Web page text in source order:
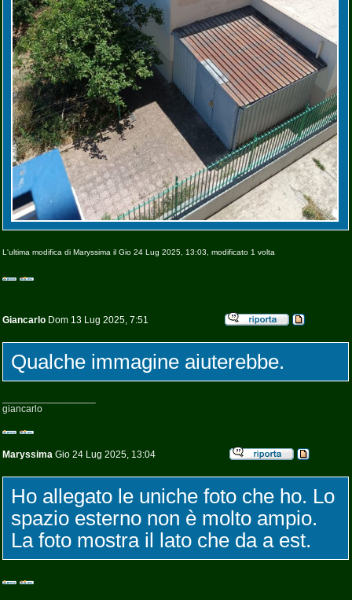
L'ultima modifica di Maryssima il Gio 24 Lug 2025, 13:03, modificato 1 volta
Giancarlo Dom 13 Lug 2025, 7:51
Qualche immagine aiuterebbe.
giancarlo
Maryssima Gio 24 Lug 2025, 13:04
Ho allegato le uniche foto che ho. Lo
spazio esterno non è molto ampio.
La foto mostra il lato che da a est.